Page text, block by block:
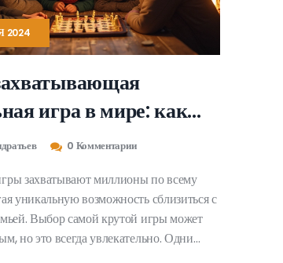
2024
игра в мире: как
фаворита0 Комментарии
захватывают миллионы по всему
уникальную возможность сблизиться с
Выбор самой крутой игры может
но это всегда увлекательно. Одни